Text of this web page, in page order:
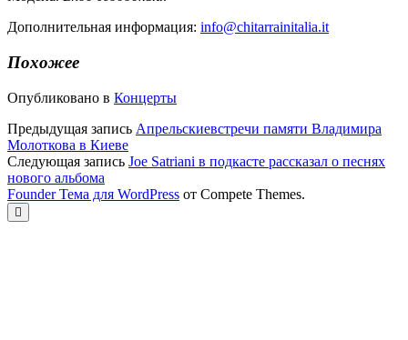
Дополнительная информация: info@chitarrainitalia.it
Похожее
Опубликовано в Концерты
Предыдущая запись Апрельскиевстречи памяти Владимира
Молоткова в Киеве
Следующая запись Joe Satriani в подкасте рассказал о песнях
нового альбома
Founder Тема для WordPress от Compete Themes.
Прокрутка
к